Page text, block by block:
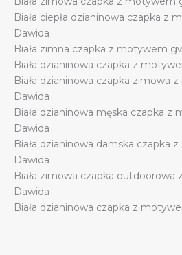
quantity
Biała ciepła dzianinowa czapka z
Dawida
Biała zimna czapka z motywem
Biała dzianinowa czapka z
Biała dzianinowa czapka zimowa
Dawida
Biała dzianinowa męska czapka
Dawida
Biała dzianinowa damska czapka
Dawida
Biała zimowa czapka
Dawida
Biała dzianinowa czapka z